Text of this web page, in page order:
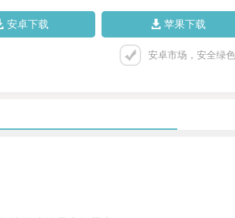
安卓下载 苹果下载
安卓市场，安全绿色